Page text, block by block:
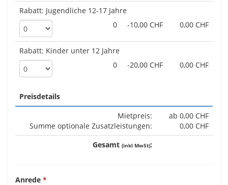
Rabatt: Jugendliche 12-17 Jahre
0
-10,00 CHF 0,00 CHF
Rabatt: Kinder unter 12 Jahre
0
-20,00 CHF 0,00 CHF
Preisdetails
Mietpreis:
Summe optionale Zusatzleistungen:
ab 0,00 CHF
0,00 CHF
Gesamt (inkl MwSt):
Anrede